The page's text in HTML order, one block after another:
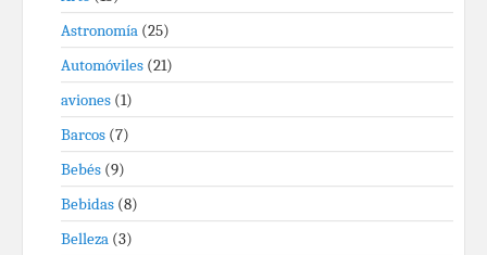
Astronomía (25)
Automóviles (21)
aviones (1)
Barcos (7)
Bebés (9)
Bebidas (8)
Belleza (3)